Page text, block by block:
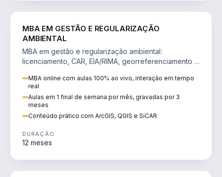
MBA EM GESTÃO E REGULARIZAÇÃO
AMBIENTAL
MBA em gestão e regularização ambiental:
licenciamento, CAR, EIA/RIMA, georreferenciamento e
MBA online com aulas 100% ao vivo, interação em tempo
real
Aulas em 1 final de semana por mês, gravadas por 3
meses
Conteúdo prático com ArcGIS, QGIS e SiCAR
DURAÇÃO
12 meses